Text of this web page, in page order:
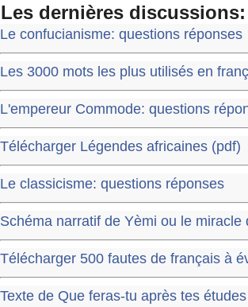
Les dernières discussions:
Le confucianisme: questions réponses
Les 3000 mots les plus utilisés en
L'empereur Commode: questions
Télécharger Légendes africaines (pdf)
Le classicisme: questions réponses
Schéma narratif de Yèmi ou le miracle
Télécharger 500 fautes de français à
Texte de Que feras-tu après tes études